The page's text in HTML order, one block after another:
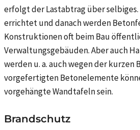
erfolgt der Lastabtrag über
errichtet und danach werden
Konstruktionen oft beim Bau
Verwaltungsgebäuden. Aber auch
werden u. a. auch wegen der
vorgefertigten Betonelemente
vorgehängte Wandtafeln sein.
Brandschutz